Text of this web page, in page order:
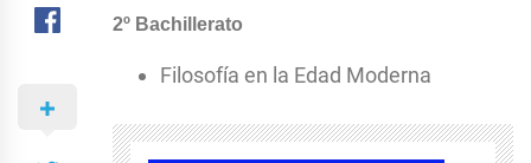
2º Bachillerato
Filosofía en la Edad Moderna